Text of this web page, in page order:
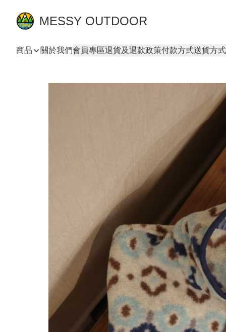
MESSY OUTDOOR
商品 關於我們會員專區退貨及退款政策付款方式送貨方式